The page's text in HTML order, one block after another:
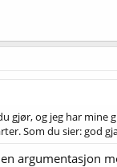
gjør, og jeg har
Som du sier: god